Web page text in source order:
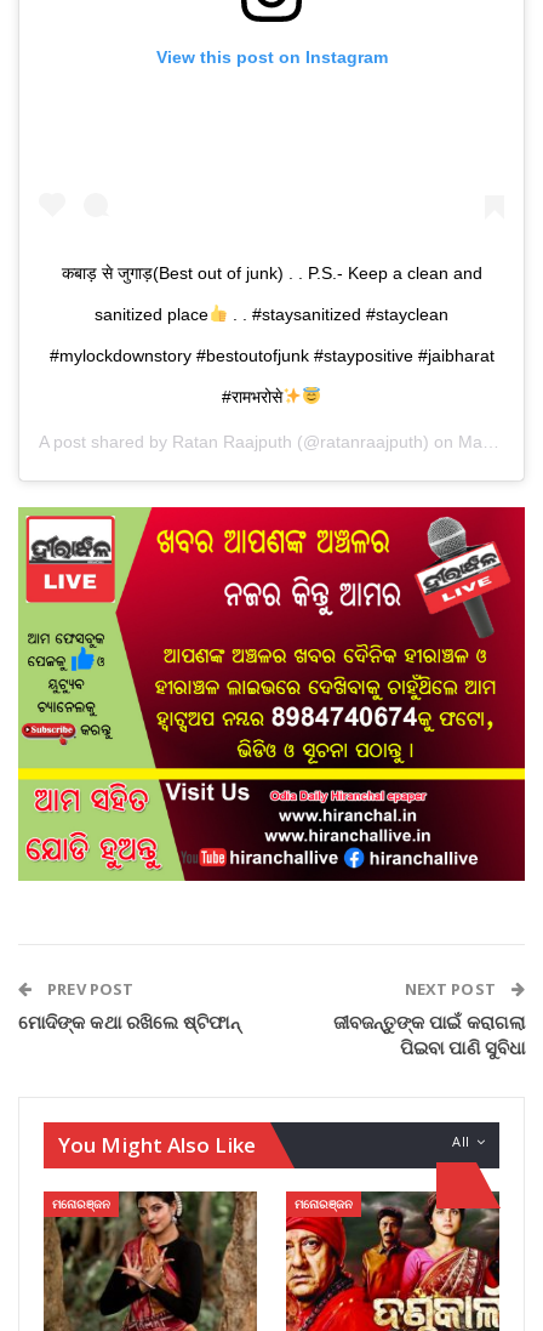
View this post on Instagram
कबाड़ से जुगाड़(Best out of junk) . . P.S.- Keep a clean and
sanitized place . . #staysanitized #stayclean
#mylockdownstory #bestoutofjunk #staypositive #jaibharat
#रामभरोसे
A post shared by Ratan Raajputh (@ratanraajputh) on Mar 29, 2020 at 3:55am PDT
PREV POST
ମୋଦିଙ୍କ କଥା ରଖିଲେ ଷ୍ଟିଫାନ୍‌
NEXT POST
ଜୀବଜନ୍ତୁଙ୍କ ପାଇଁ କରାଗଲା
ପିଇବା ପାଣି ସୁବିଧା
All
You Might Also Like
ମନୋରଞ୍ଜନ ମନୋରଞ୍ଜନ